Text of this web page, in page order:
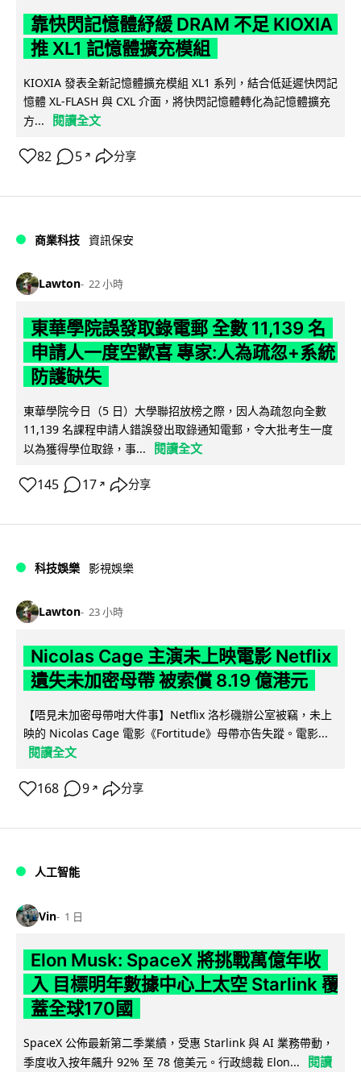
靠快閃記憶體紓緩 DRAM 不足 KIOXIA
推 XL1 記憶體擴充模組
KIOXIA 發表全新記憶體擴充模組 XL1 系列，結合低延遲快閃記
憶體 XL-FLASH 與 CXL 介面，將快閃記憶體轉化為記憶體擴充
方...
閱讀全文
82 5 ↗ 分享
商業科技 資訊保安
Lawton 22 小時
東華學院誤發取錄電郵 全數 11,139 名
申請人一度空歡喜 專家:人為疏忽+系統
防護缺失
東華學院今日（5 日）大學聯招放榜之際，因人為疏忽向全數
11,139 名課程申請人錯誤發出取錄通知電郵，令大批考生一度
以為獲得學位取錄，事...
閱讀全文
145 17 ↗ 分享
科技娛樂 影視娛樂
Lawton 23 小時
Nicolas Cage 主演未上映電影 Netflix
遺失未加密母帶 被索償 8.19 億港元
【唔見未加密母帶咁大件事】Netflix 洛杉磯辦公室被竊，未上
映的 Nicolas Cage 電影《Fortitude》母帶亦告失蹤。電影...
閱讀全文
168 9 ↗ 分享
人工智能
Vin 1 日
Elon Musk: SpaceX 將挑戰萬億年收
入 目標明年數據中心上太空 Starlink 覆
蓋全球170國
SpaceX 公佈最新第二季業績，受惠 Starlink 與 AI 業務帶動，
季度收入按年飆升 92% 至 78 億美元。行政總裁 Elon...
閱讀